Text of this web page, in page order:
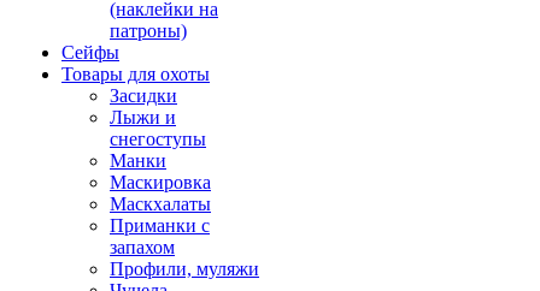
(наклейки на
патроны)
Сейфы
Товары для охоты
Засидки
Лыжи и
снегоступы
Манки
Маскировка
Маскхалаты
Приманки с
запахом
Профили, муляжи